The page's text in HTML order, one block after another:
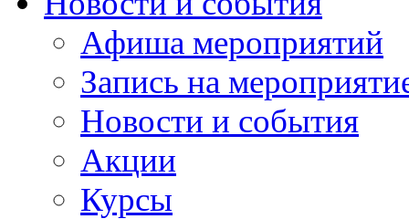
Афиша мероприятий
Запись на
Новости и события
Акции
Курсы